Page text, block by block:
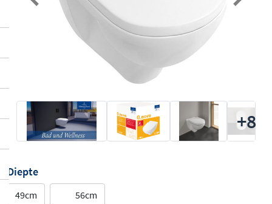
Previous Next
+8
Diepte
49cm 56cm